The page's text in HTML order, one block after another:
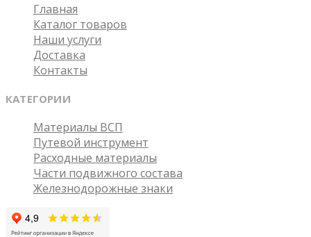
Главная
Каталог товаров
Наши услуги
Доставка
Контакты
КАТЕГОРИИ
Материалы ВСП
Путевой инструмент
Расходные материалы
Части подвижного состава
Железнодорожные знаки